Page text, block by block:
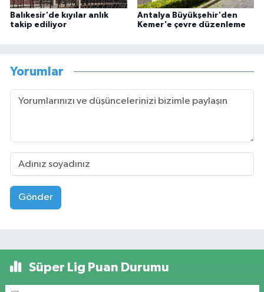
Balıkesir'de kıyılar anlık
takip ediliyor
Antalya Büyükşehir'den
Kemer'e çevre düzenleme
Yorumlar
Gönder
Süper Lig Puan Durumu